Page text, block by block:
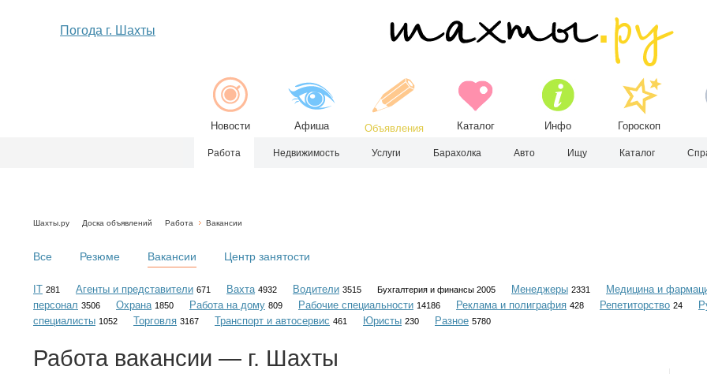
Погода г. Шахты
Новости Афиша Объявления Каталог Инфо Гороскоп
Работа Недвижимость Услуги Барахолка Авто Ищу Каталог
Шахты.ру Доска объявлений Работа Вакансии
Все Резюме Вакансии Центр занятости
IT 281 Агенты и представители 671 Вахта 4932 Водители 3515 Бухгалтерия и финансы 2005 Менеджеры 2331 Медицина и
персонал 3506 Охрана 1850 Работа на дому 809 Рабочие специальности 14186 Реклама и полиграфия 428 Репетиторство 24
специалисты 1052 Торговля 3167 Транспорт и автосервис 461 Юристы 230 Разное 5780
Работа вакансии — г. Шахты